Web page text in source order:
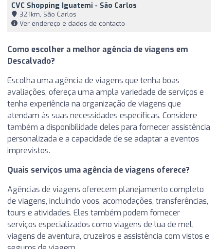
CVC Shopping Iguatemi - São Carlos
32,1km, São Carlos
Ver endereço e dados de contacto
Como escolher a melhor agência de viagens em
Descalvado?
Escolha uma agência de viagens que tenha boas
avaliações, ofereça uma ampla variedade de serviços e
tenha experiência na organização de viagens que
atendam às suas necessidades específicas. Considere
também a disponibilidade deles para fornecer assistência
personalizada e a capacidade de se adaptar a eventos
imprevistos.
Quais serviços uma agência de viagens oferece?
Agências de viagens oferecem planejamento completo
de viagens, incluindo voos, acomodações, transferências,
tours e atividades. Eles também podem fornecer
serviços especializados como viagens de lua de mel,
viagens de aventura, cruzeiros e assistência com vistos e